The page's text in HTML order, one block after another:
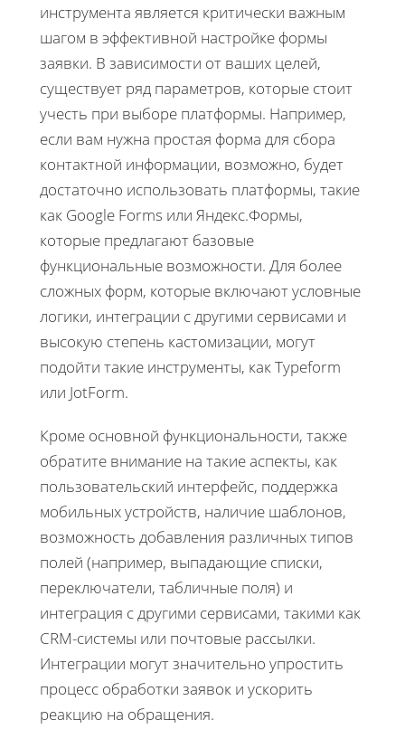
инструмента является критически важным
шагом в эффективной настройке формы
заявки. В зависимости от ваших целей,
существует ряд параметров, которые стоит
учесть при выборе платформы. Например,
если вам нужна простая форма для сбора
контактной информации, возможно, будет
достаточно использовать платформы, такие
как Google Forms или Яндекс.Формы,
которые предлагают базовые
функциональные возможности. Для более
сложных форм, которые включают условные
логики, интеграции с другими сервисами и
высокую степень кастомизации, могут
подойти такие инструменты, как Typeform
или JotForm.
Кроме основной функциональности, также
обратите внимание на такие аспекты, как
пользовательский интерфейс, поддержка
мобильных устройств, наличие шаблонов,
возможность добавления различных типов
полей (например, выпадающие списки,
переключатели, табличные поля) и
интеграция с другими сервисами, такими как
CRM-системы или почтовые рассылки.
Интеграции могут значительно упростить
процесс обработки заявок и ускорить
реакцию на обращения.